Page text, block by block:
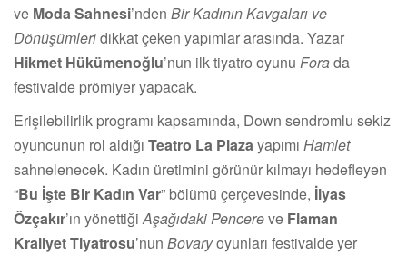
ve Moda Sahnesi’nden Bir Kadının Kavgaları ve
Dönüşümleridikkat çeken yapımlar arasında. Yazar
Hikmet Hükümenoğlu’nun ilk tiyatro oyunu Forada
festivalde prömiyer yapacak.
Erişilebilirlik programı kapsamında, Down sendromlu sekiz
oyuncunun rol aldığı Teatro La Plazayapımı Hamlet
sahnelenecek. Kadın üretimini görünür kılmayı hedefleyen
“Bu İşte Bir Kadın Var” bölümü çerçevesinde, İlyas
Özçakır’ın yönettiğiAşağıdaki Pencereve Flaman
Kraliyet Tiyatrosu’nun Bovaryoyunları festivalde yer